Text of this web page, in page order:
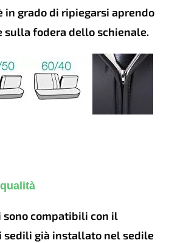
in grado di ripiegarsi aprendo
sulla fodera dello schienale.
compatibili con il
sedili già installato nel sedile